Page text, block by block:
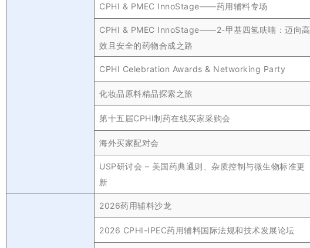
CPHI & PMEC InnoStage——药用辅料专场
CPHI & PMEC InnoStage——2-甲基四氢呋喃：迈向高
效且安全的药物合成之路
CPHI Celebration Awards & Networking Party
化妆品原料精品探索之旅
第十五届CPHI制药在线买家采购会
海外买家配对会
USP研讨会 – 美国药典通则、杂质控制与微生物标准更
新
2026药用辅料沙龙
2026 CPHI-IPEC药用辅料国际法规和技术发展论坛